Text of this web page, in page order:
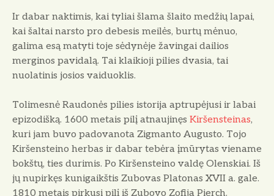
Ir dabar naktimis, kai tyliai šlama šlaito medžių lapai,
kai šaltai narsto pro debesis meilės, burtų mėnuo,
galima esą matyti toje sėdynėje žavingai dai­lios
merginos pavidalą. Tai klaikioji pi­lies dvasia, tai
nuolatinis josios vaiduoklis.
Tolimesnė Raudonės pilies istorija aptrupėjusi ir labai
epizodišką. 1600 me­tais pilį atnaujinęs Kiršensteinas,
kuri jam buvo padovanota Zigmanto Augu­sto. Tojo
Kiršensteino herbas ir dabar tebėra įmūrytas viename
bokštų, ties durimis. Po Kiršensteino valdę Olenskiai. Iš
jų nupirkęs kunigaikštis Zubo­vas Platonas XVII a. gale.
1810 me­tais pirkusi pilį iš Zubovo Zofija Pierch.